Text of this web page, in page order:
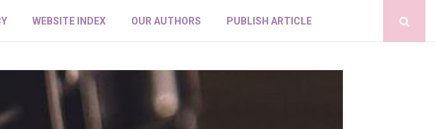
WEBSITE INDEX OUR AUTHORS PUBLISH ARTICLE